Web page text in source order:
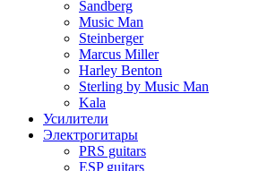
Sandberg
Music Man
Steinberger
Marcus Miller
Harley Benton
Sterling by Music Man
Kala
Усилители
Электрогитары
PRS guitars
ESP guitars